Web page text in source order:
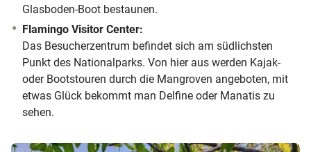
Glasboden-Boot bestaunen.
Flamingo Visitor Center:
Das Besucherzentrum befindet sich am südlichsten
Punkt des Nationalparks. Von hier aus werden Kajak-
oder Bootstouren durch die Mangroven angeboten, mit
etwas Glück bekommt man Delfine oder Manatis zu
sehen.